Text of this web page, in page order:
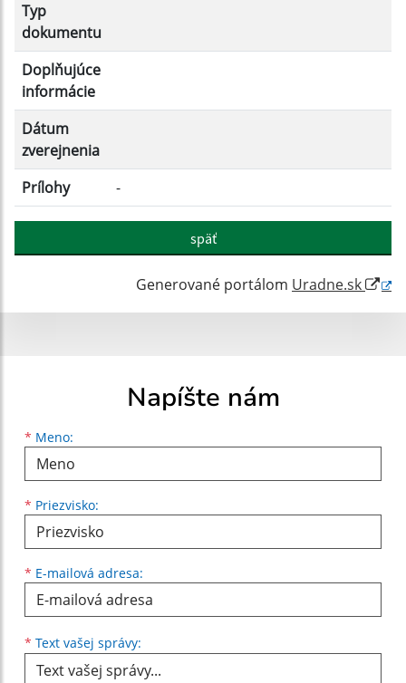
Typ
dokumentu
Doplňujúce
informácie
Dátum
zverejnenia
Prílohy
-
späť
Generované portálom Uradne.sk
Napíšte nám
* Meno:
Meno
* Priezvisko:
Priezvisko
* E-mailová adresa:
E-mailová adresa
* Text vašej správy: